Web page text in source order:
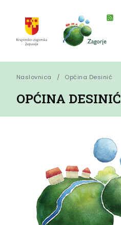
Naslovnica Općina Desinić
OPĆINA DESINIĆ